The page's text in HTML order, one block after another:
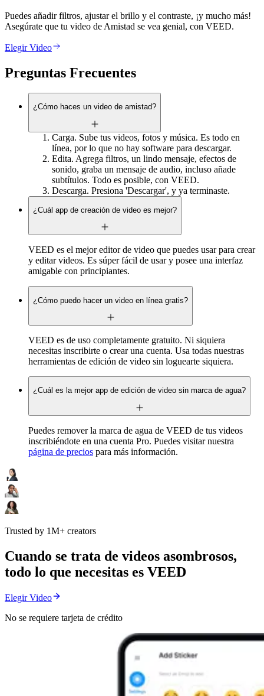
Puedes añadir filtros, ajustar el brillo y el contraste, ¡y mucho más!
Asegúrate que tu video de Amistad se vea genial, con VEED.
Elegir Video
Preguntas Frecuentes
¿Cómo haces un video de amistad?
Carga. Sube tus videos, fotos y música. Es todo en
línea, por lo que no hay software para descargar.
Edita. Agrega filtros, un lindo mensaje, efectos de
sonido, graba un mensaje de audio, incluso añade
subtítulos. Todo es posible, con VEED.
Descarga. Presiona 'Descargar', y ya terminaste.
¿Cuál app de creación de video es mejor?
VEED es el mejor editor de video que puedes usar para crear
y editar videos. Es súper fácil de usar y posee una interfaz
amigable con principiantes.
¿Cómo puedo hacer un video en línea gratis?
VEED es de uso completamente gratuito. Ni siquiera
necesitas inscribirte o crear una cuenta. Usa todas nuestras
herramientas de edición de video sin loguearte siquiera.
¿Cuál es la mejor app de edición de video sin marca de agua?
Puedes remover la marca de agua de VEED de tus videos
inscribiéndote en una cuenta Pro. Puedes visitar nuestra
página de precios para más información.
Trusted by 1M+ creators
Cuando se trata de videos asombrosos,
todo lo que necesitas es VEED
Elegir Video
No se requiere tarjeta de crédito